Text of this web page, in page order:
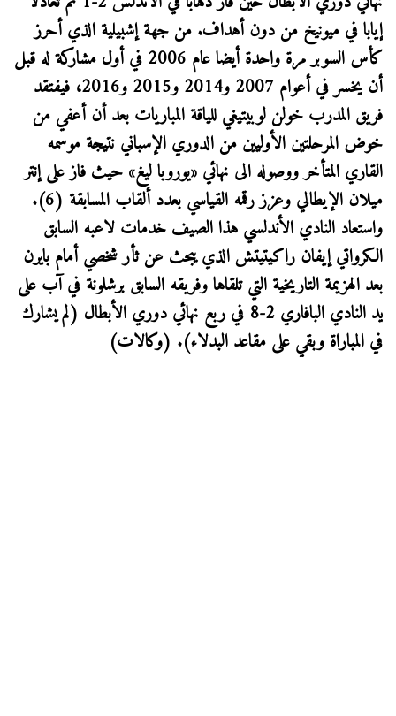
إيابا في ميونيخ من دون أهداف. من جهة إشبيلية الذي أحرز
كأس السوبر مرة واحدة أيضا عام 2006 في أول مشاركة له قبل
أن يخسر في أعوام 2007 و2014 و2015 و2016، فيفتقد
فريق المدرب خولن لوبيتيغي للياقة المباريات بعد أن أعفي من
خوض المرحلتين الأوليين من الدوري الإسباني نتيجة موسمه
القاري المتأخر ووصوله الى نهائي «يوروبا ليغ» حيث فاز على إنتر
ميلان الإيطالي وعزز رقمه القياسي بعدد ألقاب المسابقة (6).
واستعاد النادي الأندلسي هذا الصيف خدمات لاعبه السابق
الكرواتي إيفان راكيتيتش الذي يبحث عن ثأر شخصي أمام بايرن
بعد الهزيمة التاريخية التي تلقاها وفريقه السابق برشلونة في آب على
يد النادي البافاري 2-8 في ربع نهائي دوري الأبطال (لم يشارك
في المباراة وبقي على مقاعد البدلاء). (وكالات)